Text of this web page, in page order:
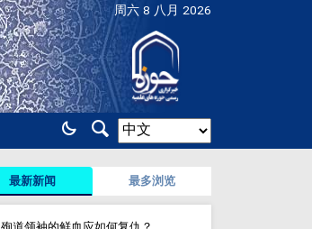
周六 8 八月 2026
最新新闻 最多浏览